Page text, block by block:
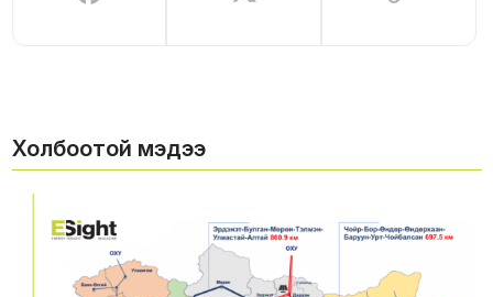
Холбоотой мэдээ